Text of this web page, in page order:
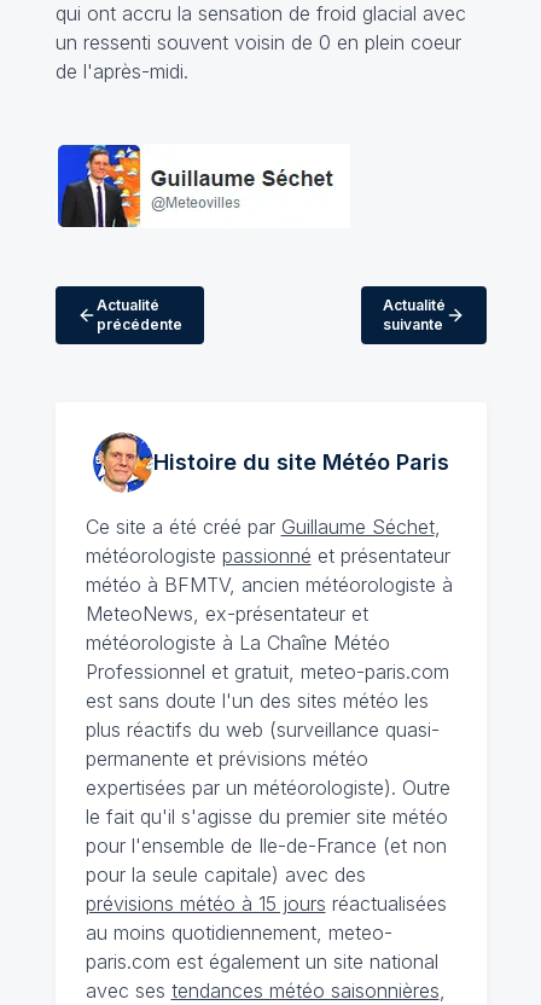
qui ont accru la sensation de froid glacial avec
un ressenti souvent voisin de 0 en plein coeur
de l'après-midi.
Actualité
précédente
Actualité
suivante
Histoire du site MétéoParis
Ce site a été créé par Guillaume Séchet,
météorologiste passionné et présentateur
météo à BFMTV, ancien météorologiste à
MeteoNews, ex-présentateur et
météorologiste à La Chaîne Météo
Professionnel et gratuit, meteo-paris.com
est sans doute l'un des sites météo les
plus réactifs du web (surveillance quasi-
permanente et prévisions météo
expertisées par un météorologiste). Outre
le fait qu'il s'agisse du premier site météo
pour l'ensemble de Ile-de-France (et non
pour la seule capitale) avec des
prévisions météo à 15 jours réactualisées
au moins quotidiennement, meteo-
paris.com est également un site national
avec ses tendances météo saisonnières,